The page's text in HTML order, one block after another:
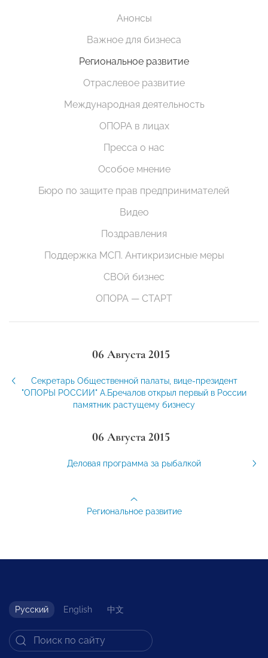
Анонсы
Важное для бизнеса
Региональное развитие
Отраслевое развитие
Международная деятельность
ОПОРА в лицах
Пресса о нас
Особое мнение
Бюро по защите прав предпринимателей
Видео
Поздравления
Поддержка МСП. Антикризисные меры
СВОй бизнес
ОПОРА — СТАРТ
06 Августа 2015
Секретарь Общественной палаты, вице-президент
"ОПОРЫ РОССИИ" А.Бречалов открыл первый в России
памятник растущему бизнесу
06 Августа 2015
Деловая программа за рыбалкой
Региональное развитие
Русский English 中文